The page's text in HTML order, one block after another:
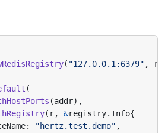
( "127.0.0.1:6379" ,
(
(addr),
( r, &registry. Info{
: "hertz.test.demo" ,